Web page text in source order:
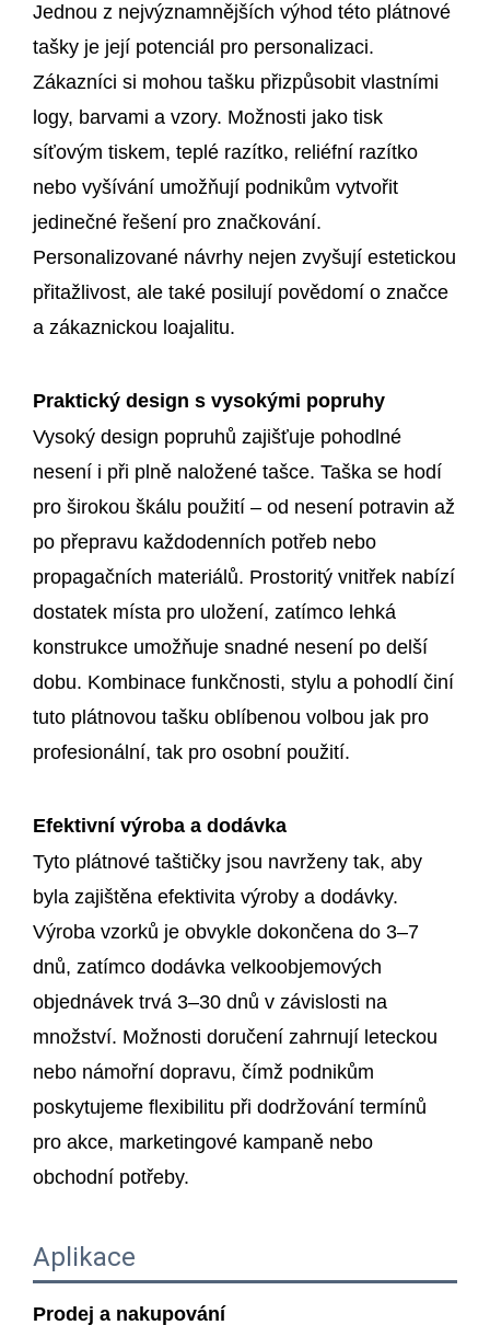
Jednou z nejvýznamnějších výhod této plátnové
tašky je její potenciál pro personalizaci.
Zákazníci si mohou tašku přizpůsobit vlastními
logy, barvami a vzory. Možnosti jako tisk
síťovým tiskem, teplé razítko, reliéfní razítko
nebo vyšívání umožňují podnikům vytvořit
jedinečné řešení pro značkování.
Personalizované návrhy nejen zvyšují estetickou
přitažlivost, ale také posilují povědomí o značce
a zákaznickou loajalitu.
Praktický design s vysokými popruhy
Vysoký design popruhů zajišťuje pohodlné
nesení i při plně naložené tašce. Taška se hodí
pro širokou škálu použití – od nesení potravin až
po přepravu každodenních potřeb nebo
propagačních materiálů. Prostoritý vnitřek nabízí
dostatek místa pro uložení, zatímco lehká
konstrukce umožňuje snadné nesení po delší
dobu. Kombinace funkčnosti, stylu a pohodlí činí
tuto plátnovou tašku oblíbenou volbou jak pro
profesionální, tak pro osobní použití.
Efektivní výroba a dodávka
Tyto plátnové taštičky jsou navrženy tak, aby
byla zajištěna efektivita výroby a dodávky.
Výroba vzorků je obvykle dokončena do 3–7
dnů, zatímco dodávka velkoobjemových
objednávek trvá 3–30 dnů v závislosti na
množství. Možnosti doručení zahrnují leteckou
nebo námořní dopravu, čímž podnikům
poskytujeme flexibilitu při dodržování termínů
pro akce, marketingové kampaně nebo
obchodní potřeby.
Aplikace
Prodej a nakupování